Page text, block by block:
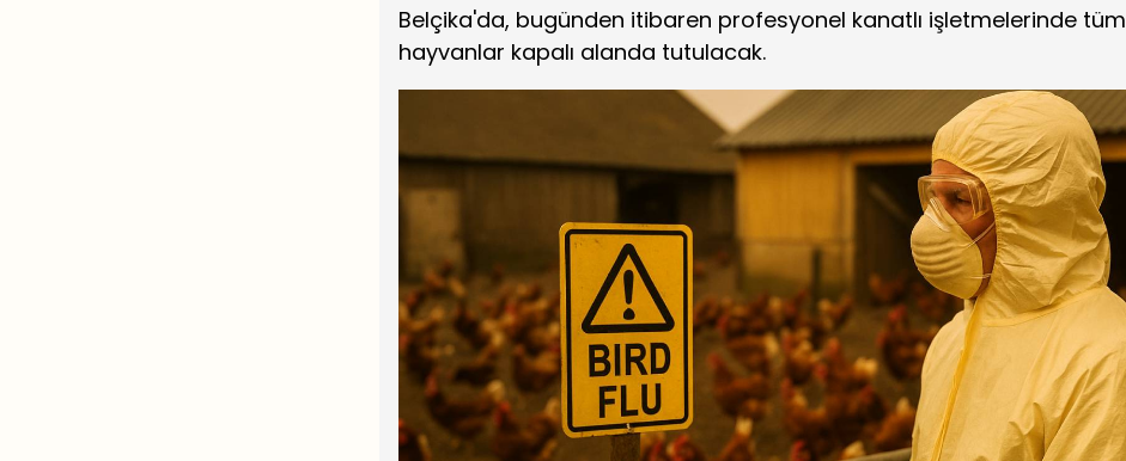
Belçika'da, bugünden itibaren profesyonel kanatlı işletmelerinde tüm
hayvanlar kapalı alanda tutulacak.